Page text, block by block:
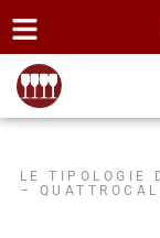
LE TIPOLOGIE
–